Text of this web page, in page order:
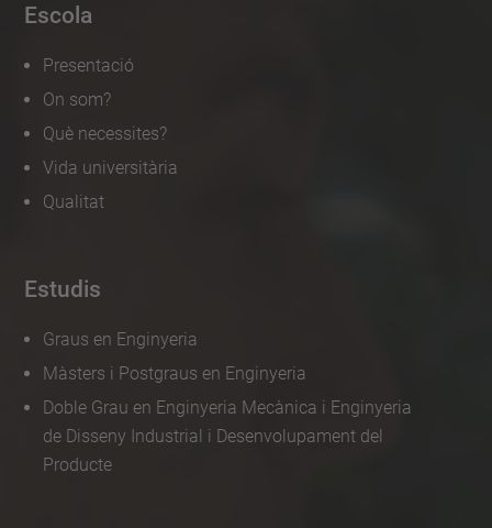
Escola
Presentació
On som?
Què necessites?
Vida universitària
Qualitat
Estudis
Graus en Enginyeria
Màsters i Postgraus en Enginyeria
Doble Grau en Enginyeria Mecànica i Enginyeria
de Disseny Industrial i Desenvolupament del
Producte